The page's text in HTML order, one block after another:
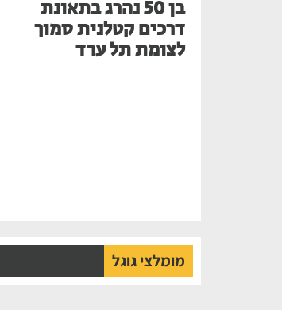
בן 50 נהרג בתאונת
דרכים קטלנית סמוך
לצומת תל ערד
מומלצי גוגל